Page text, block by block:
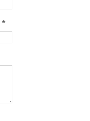
*